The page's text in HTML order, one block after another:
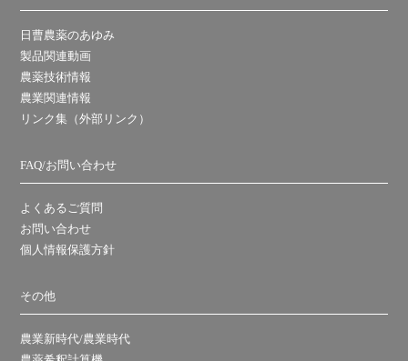
日曹農薬のあゆみ
製品関連動画
農薬技術情報
農業関連情報
リンク集（外部リンク）
FAQ/お問い合わせ
よくあるご質問
お問い合わせ
個人情報保護方針
その他
農業新時代/農業時代